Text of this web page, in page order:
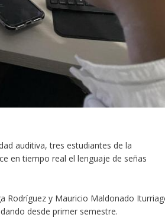
auditiva, tres estudiantes de la
en tiempo real el lenguaje de señas
Rodríguez y Mauricio Maldonado
desde primer semestre.